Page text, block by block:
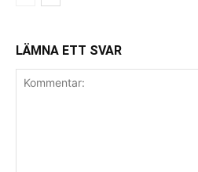
LÄMNA ETT SVAR